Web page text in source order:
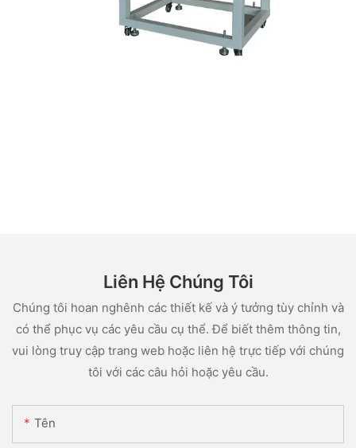
Liên Hệ Chúng Tôi
Chúng tôi hoan nghênh các thiết kế và ý tưởng tùy chỉnh và
có thể phục vụ các yêu cầu cụ thể. Để biết thêm thông tin,
vui lòng truy cập trang web hoặc liên hệ trực tiếp với chúng
tôi với các câu hỏi hoặc yêu cầu.
Tên